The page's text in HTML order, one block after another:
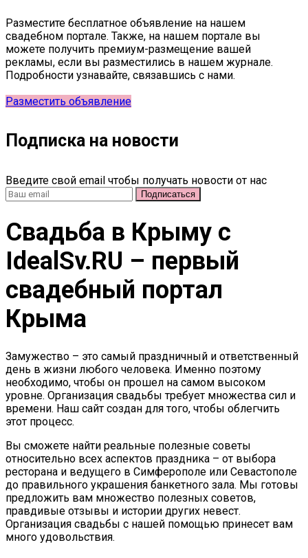
Разместите бесплатное объявление на нашем
свадебном портале. Также, на нашем портале вы
можете получить премиум-размещение вашей
рекламы, если вы разместились в нашем журнале.
Подробности узнавайте, связавшись с нами.
Разместить объявление
Подписка на новости
Введите свой email чтобы получать новости от нас
Свадьба в Крыму c
IdealSv.RU – первый
свадебный портал
Крыма
Замужество – это самый праздничный и ответственный
день в жизни любого человека. Именно поэтому
необходимо, чтобы он прошел на самом высоком
уровне. Организация свадьбы требует множества сил и
времени. Наш сайт создан для того, чтобы облегчить
этот процесс.
Вы сможете найти реальные полезные советы
относительно всех аспектов праздника – от выбора
ресторана и ведущего в Симферополе или Севастополе
до правильного украшения банкетного зала. Мы готовы
предложить вам множество полезных советов,
правдивые отзывы и истории других невест.
Организация свадьбы с нашей помощью принесет вам
много удовольствия.